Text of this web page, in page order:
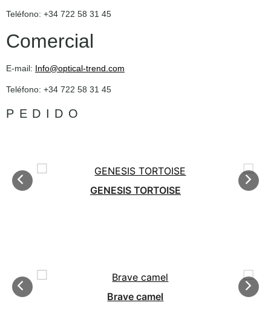
Teléfono: +34 722 58 31 45
Comercial
E-mail: Info@optical-trend.com
Teléfono: +34 722 58 31 45
PEDIDO
GENESIS TORTOISE
Brave camel